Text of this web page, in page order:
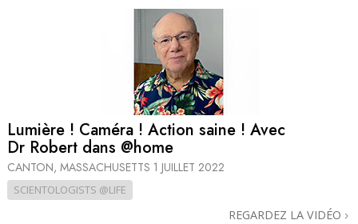
Lumière ! Caméra ! Action saine ! Avec
Dr Robert dans @home
CANTON, MASSACHUSETTS 1 JUILLET 2022
SCIENTOLOGISTS @LIFE
REGARDEZ LA VIDÉO